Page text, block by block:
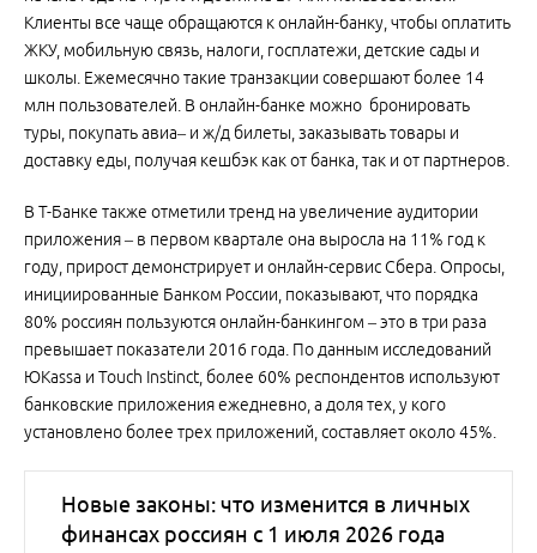
Клиенты все чаще обращаются к онлайн-банку, чтобы оплатить
ЖКУ, мобильную связь, налоги, госплатежи, детские сады и
школы. Ежемесячно такие транзакции совершают более 14
млн пользователей. В онлайн-банке можно бронировать
туры, покупать авиа– и ж/д билеты, заказывать товары и
доставку еды, получая кешбэк как от банка, так и от партнеров.
В Т-Банке также отметили тренд на увеличение аудитории
приложения – в первом квартале она выросла на 11% год к
году, прирост демонстрирует и онлайн-сервис Сбера. Опросы,
инициированные Банком России, показывают, что порядка
80% россиян пользуются онлайн-банкингом – это в три раза
превышает показатели 2016 года. По данным исследований
ЮKassa и Touch Instinct, более 60% респондентов используют
банковские приложения ежедневно, а доля тех, у кого
установлено более трех приложений, составляет около 45%.
Новые законы: что изменится в личных
финансах россиян с 1 июля 2026 года